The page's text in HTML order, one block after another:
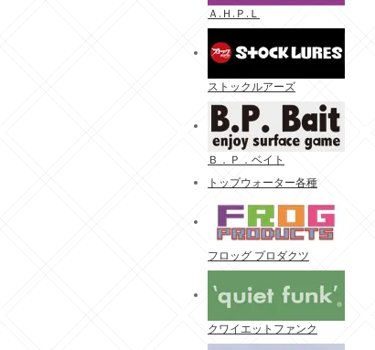
Ａ.Ｈ.Ｐ.Ｌ
ストックルアーズ
Ｂ．Ｐ．ベイト
トップウォーター各種
フロッグ プロダクツ
クワイエットファンク